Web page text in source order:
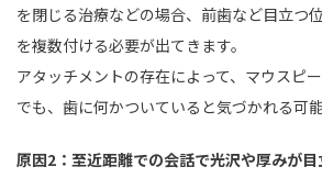
を閉じる治療などの場合、前歯など目立つ
を複数付ける必要が出てきます。
アタッチメントの存在によって、マウスピ
でも、歯に何かついていると気づかれる可
原因2：至近距離での会話で光沢や厚みが目